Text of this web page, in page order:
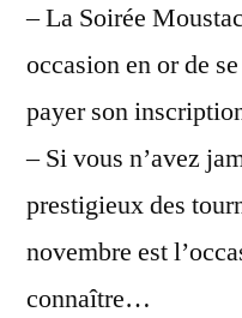
– La Soirée
occasion en or de
payer son
– Si vous n’avez
prestigieux des
novembre est
connaître…